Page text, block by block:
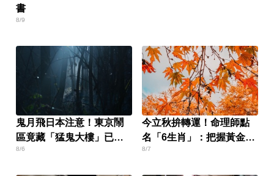
書
8/9
鬼月飛日本注意！東京鬧
區竟藏「猛鬼大樓」已奪
14命
8/6
今立秋拚轉運！命理師點
名「6生肖」：把握黃金7
天
8/7